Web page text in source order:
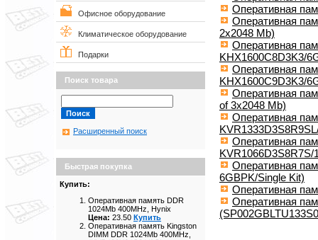
Офисное оборудование
Климатическое оборудование
Подарки
Поиск товара
Расширенный поиск
Быстрая покупка
Купить:
Оперативная память DDR
1024Mb 400MHz, Hynix
Цена: 23.50 Купить
Оперативная память Kingston
DIMM DDR 1024Mb 400MHz,
Оперативная
Оперативная
2x2048 Mb)
Оперативная
KHX1600C8D3K3/
Оперативная
KHX1600C9D3K3/
Оперативная
of 3x2048 Mb)
Оперативная
Оперативная
KVR1066D3S8R7S/
Оперативная
6GBPK/Single Kit)
Оперативная
Оперативная